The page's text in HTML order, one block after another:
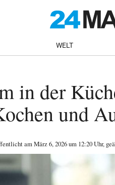
WELT
in der
und
amMärz 6, 2026um 12:20 Uhr,